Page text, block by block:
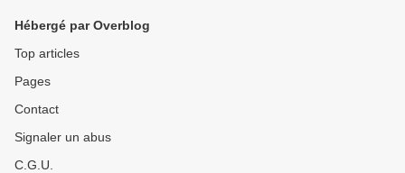
Hébergé par Overblog
Top articles
Pages
Contact
Signaler un abus
C.G.U.